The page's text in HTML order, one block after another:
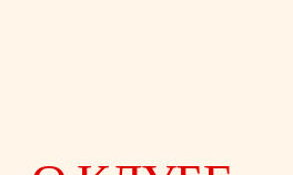
интеллектуальных способностей